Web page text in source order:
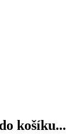
košíku...